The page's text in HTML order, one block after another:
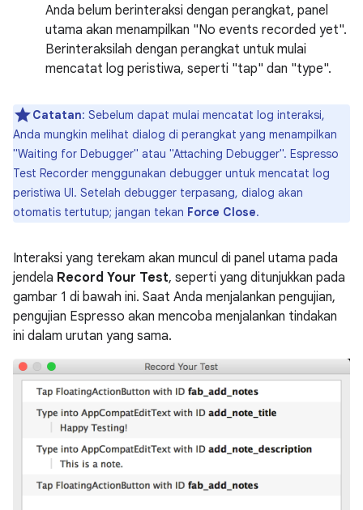
Anda belum berinteraksi dengan perangkat, panel
utama akan menampilkan "No events recorded yet".
Berinteraksilah dengan perangkat untuk mulai
mencatat log peristiwa, seperti "tap" dan "type".
Catatan: Sebelum dapat mulai mencatat log interaksi,
Anda mungkin melihat dialog di perangkat yang menampilkan
"Waiting for Debugger" atau "Attaching Debugger". Espresso
Test Recorder menggunakan debugger untuk mencatat log
peristiwa UI. Setelah debugger terpasang, dialog akan
otomatis tertutup; jangan tekan Force Close.
Interaksi yang terekam akan muncul di panel utama pada
jendela Record Your Test, seperti yang ditunjukkan pada
gambar 1 di bawah ini. Saat Anda menjalankan pengujian,
pengujian Espresso akan mencoba menjalankan tindakan
ini dalam urutan yang sama.